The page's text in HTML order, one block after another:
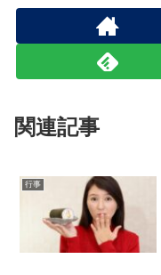
関連記事
行事